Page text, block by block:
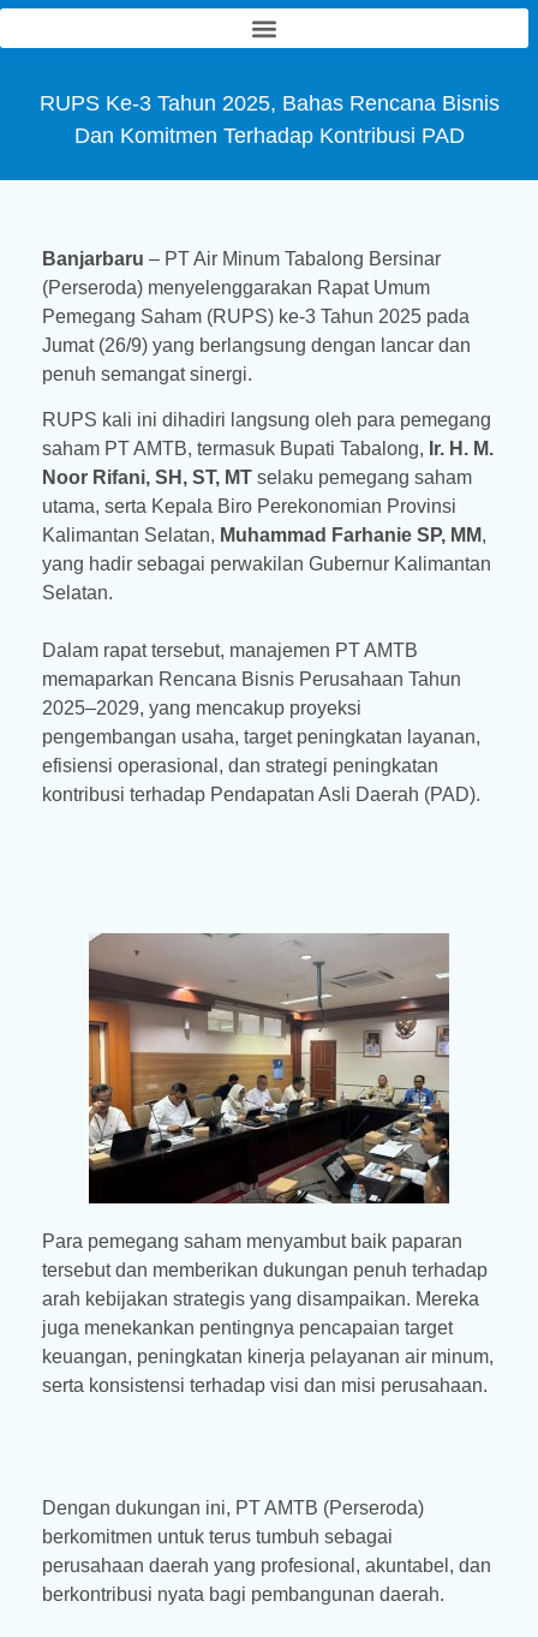
PT Air Minum Tabalong Bersinar
RUPS Ke-3 Tahun 2025, Bahas Rencana Bisnis
Dan Komitmen Terhadap Kontribusi PAD
Banjarbaru – PT Air Minum Tabalong Bersinar
(Perseroda) menyelenggarakan Rapat Umum
Pemegang Saham (RUPS) ke-3 Tahun 2025 pada
Jumat (26/9) yang berlangsung dengan lancar dan
penuh semangat sinergi.
RUPS kali ini dihadiri langsung oleh para pemegang
saham PT AMTB, termasuk Bupati Tabalong, Ir. H. M.
Noor Rifani, SH, ST, MT selaku pemegang saham
utama, serta Kepala Biro Perekonomian Provinsi
Kalimantan Selatan, Muhammad Farhanie SP, MM,
yang hadir sebagai perwakilan Gubernur Kalimantan
Selatan.
Dalam rapat tersebut, manajemen PT AMTB
memaparkan Rencana Bisnis Perusahaan Tahun
2025–2029, yang mencakup proyeksi
pengembangan usaha, target peningkatan layanan,
efisiensi operasional, dan strategi peningkatan
kontribusi terhadap Pendapatan Asli Daerah (PAD).
Para pemegang saham menyambut baik paparan
tersebut dan memberikan dukungan penuh terhadap
arah kebijakan strategis yang disampaikan. Mereka
juga menekankan pentingnya pencapaian target
keuangan, peningkatan kinerja pelayanan air minum,
serta konsistensi terhadap visi dan misi perusahaan.
Dengan dukungan ini, PT AMTB (Perseroda)
berkomitmen untuk terus tumbuh sebagai
perusahaan daerah yang profesional, akuntabel, dan
berkontribusi nyata bagi pembangunan daerah.